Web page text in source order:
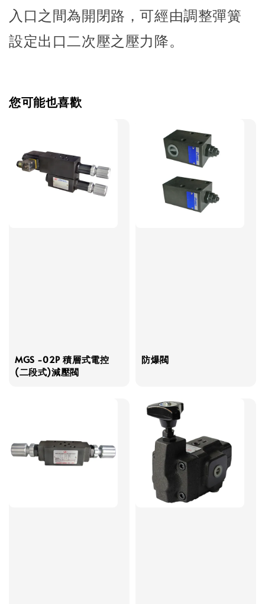
入口之間為開閉路，可經由調整彈簧
設定出口二次壓之壓力降。
您可能也喜歡
MGS -02P 積層式電控
(二段式)減壓閥
防爆閥